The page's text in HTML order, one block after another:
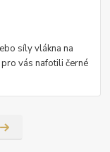
síly vlákna na
vás nafotili černé